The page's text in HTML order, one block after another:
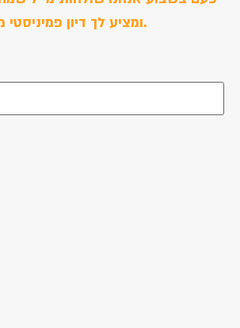
ומציע לך דיון פמיניסטי מורכב.